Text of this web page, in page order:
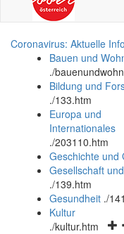
Coronavirus: Aktuelle
Bauen und
./
Bildung und
./133.htm
Europa und
Internationales
./203110.htm
Geschichte und
Gesellschaft
./139.htm
Gesundheit ./
Kultur
./kultur.htm